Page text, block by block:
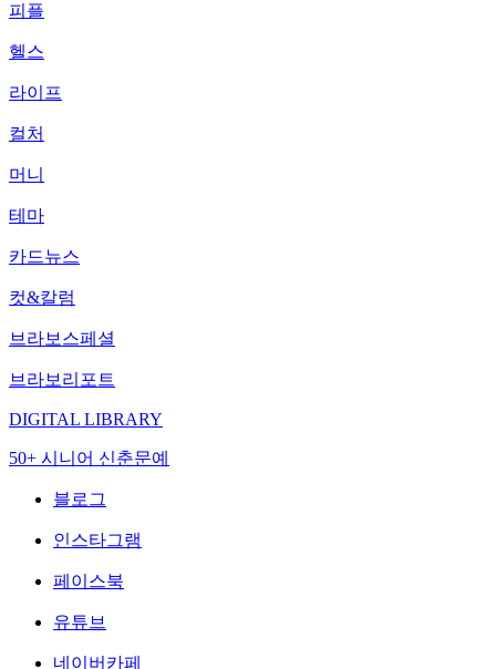
피플
헬스
라이프
컬처
머니
테마
카드뉴스
컷&칼럼
브라보스페셜
브라보리포트
DIGITAL LIBRARY
50+ 시니어 신춘문예
블로그
인스타그램
페이스북
유튜브
네이버카페